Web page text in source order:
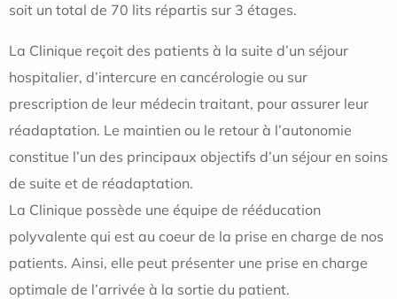
soit un total de 70 lits répartis sur 3 étages.
La Clinique reçoit des patients à la suite d’un séjour
hospitalier, d’intercure en cancérologie ou sur
prescription de leur médecin traitant, pour assurer leur
réadaptation. Le maintien ou le retour à l’autonomie
constitue l’un des principaux objectifs d’un séjour en soins
de suite et de réadaptation.
La Clinique possède une équipe de rééducation
polyvalente qui est au coeur de la prise en charge de nos
patients. Ainsi, elle peut présenter une prise en charge
optimale de l’arrivée à la sortie du patient.